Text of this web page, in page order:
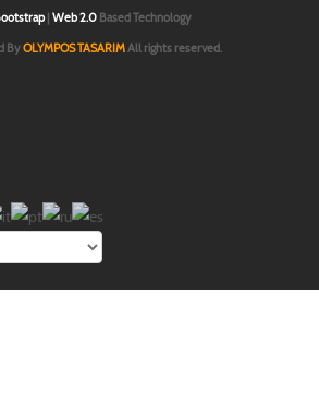
| Web 2.0 Based Technology
ByOLYMPOS TASARIMAll rights reserved.